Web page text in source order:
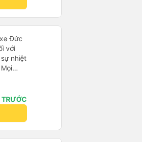
Đức
với
nhiệt
vé, từ
TRƯỚC